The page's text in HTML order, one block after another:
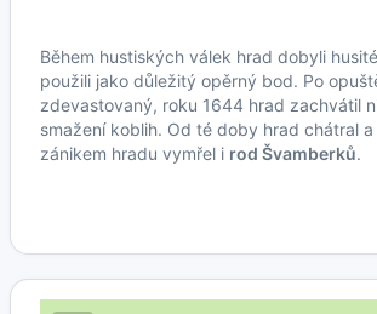
Během hustiských válek hrad dobyli
použili jako důležitý opěrný bod. Po
zdevastovaný, roku 1644 hrad zachvátil
smažení koblih. Od té doby hrad chátral a
zánikem hradu vymřel i rod Švamberků.